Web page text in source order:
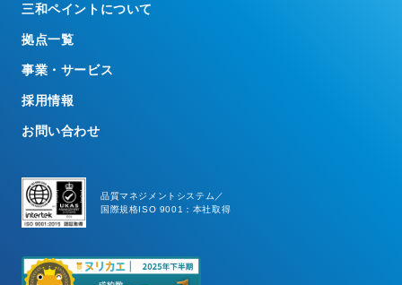
三和ペイントについて
拠点一覧
事業・サービス
採用情報
お問い合わせ
品質マネジメントシステム／
国際規格ISO 9001：本社取得